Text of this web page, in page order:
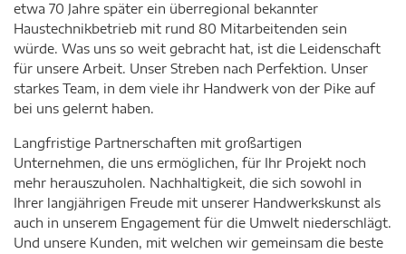
etwa 70 Jahre später ein überregional bekannter
Haustechnikbetrieb mit rund 80 Mitarbeitenden sein
würde. Was uns so weit gebracht hat, ist die Leidenschaft
für unsere Arbeit. Unser Streben nach Perfektion. Unser
starkes Team, in dem viele ihr Handwerk von der Pike auf
bei uns gelernt haben.
Langfristige Partnerschaften mit großartigen
Unternehmen, die uns ermöglichen, für Ihr Projekt noch
mehr herauszuholen. Nachhaltigkeit, die sich sowohl in
Ihrer langjährigen Freude mit unserer Handwerkskunst als
auch in unserem Engagement für die Umwelt niederschlägt.
Und unsere Kunden, mit welchen wir gemeinsam die beste